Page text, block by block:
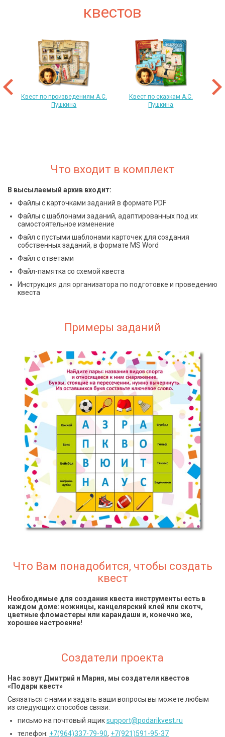
квестов
Квест по произведениям А.С.
Пушкина
Квест по сказкам А.С.
Пушкина
Что входит в комплект
В высылаемый архив входит:
Файлы с карточками заданий в формате PDF
Файлы с шаблонами заданий, адаптированных под их
самостоятельное изменение
Файл с пустыми шаблонами карточек для создания
собственных заданий, в формате MS Word
Файл с ответами
Файл-памятка со схемой квеста
Инструкция для организатора по подготовке и проведению
квеста
Примеры заданий
Что Вам понадобится, чтобы создать
квест
Необходимые для создания квеста инструменты есть в
каждом доме: ножницы, канцелярский клей или скотч,
цветные фломастеры или карандаши и, конечно же,
хорошее настроение!
Создатели проекта
Нас зовут Дмитрий и Мария, мы создатели квестов
«Подари квест»
Связаться с нами и задать ваши вопросы вы можете любым
из следующих способов связи:
письмо на почтовый ящикsupport@podarikvest.ru
телефон: +7(964)337-79-90, +7(921)591-95-37